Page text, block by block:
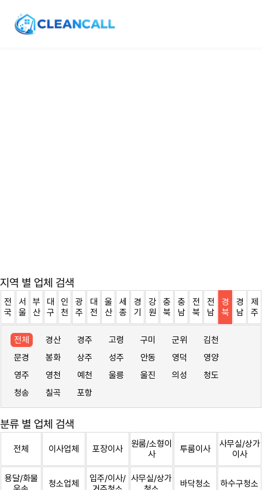
지역 별 업체 검색
전
국
서
울
부
산
대
구
인
천
광
주
대
전
울
산
세
종
경
기
강
원
충
북
충
남
전
북
전
남
경
북
경
남
제
주
전체 경산 경주 고령 구미 군위
김천
문경
봉화 상주 성주 안동 영덕
영양
영주
영천 예천 울릉 울진 의성
청도
청송
칠곡 포항
분류 별 업체 검색
전체 이사업체 포장이사
원룸/소형이
사
투룸이사
사무실/상가
이사
용달/화물
청소업체
입주/이사/ 사무실/상가
바닥청소 하수구청소